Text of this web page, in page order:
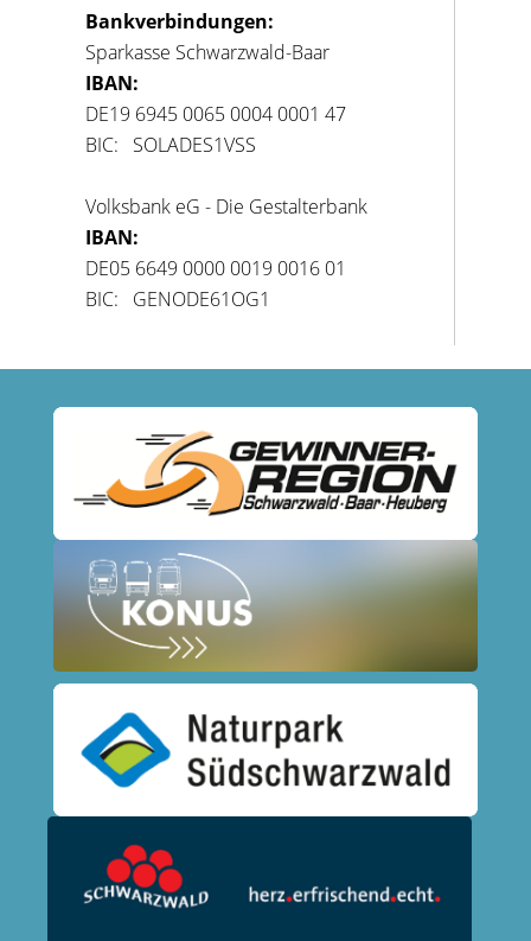
Bankverbindungen:
Sparkasse Schwarzwald-Baar
IBAN:
DE19 6945 0065 0004 0001 47
BIC: SOLADES1VSS
Volksbank eG - Die Gestalterbank
IBAN:
DE05 6649 0000 0019 0016 01
BIC: GENODE61OG1